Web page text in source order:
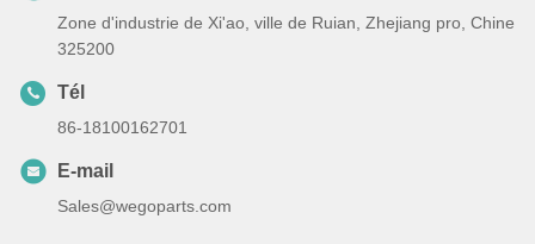
Zone d'industrie de Xi'ao, ville de Ruian, Zhejiang pro, Chine
325200
Tél
86-18100162701
E-mail
Sales@wegoparts.com